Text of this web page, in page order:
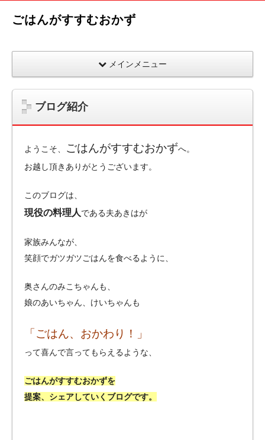
ごはんがすすむおかず
メインメニュー
ブログ紹介
ようこそ、 ごはんがすすむおかずへ。
お越し頂きありがとうございます。
このブログは、
現役の料理人である夫あきはが
家族みんなが、
笑顔でガツガツごはんを食べるように、
奥さんのみこちゃんも、
娘のあいちゃん、けいちゃんも
「ごはん、おかわり！」
って喜んで言ってもらえるような、
ごはんがすすむおかずを
提案、シェアしていくブログです。